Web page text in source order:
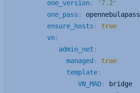
one_version:
'7.2'
one_pass :
opennebulapass
ensure_hosts :
true
vn:
admin_net :
managed :
true
template:
VN_MAD:
bridge